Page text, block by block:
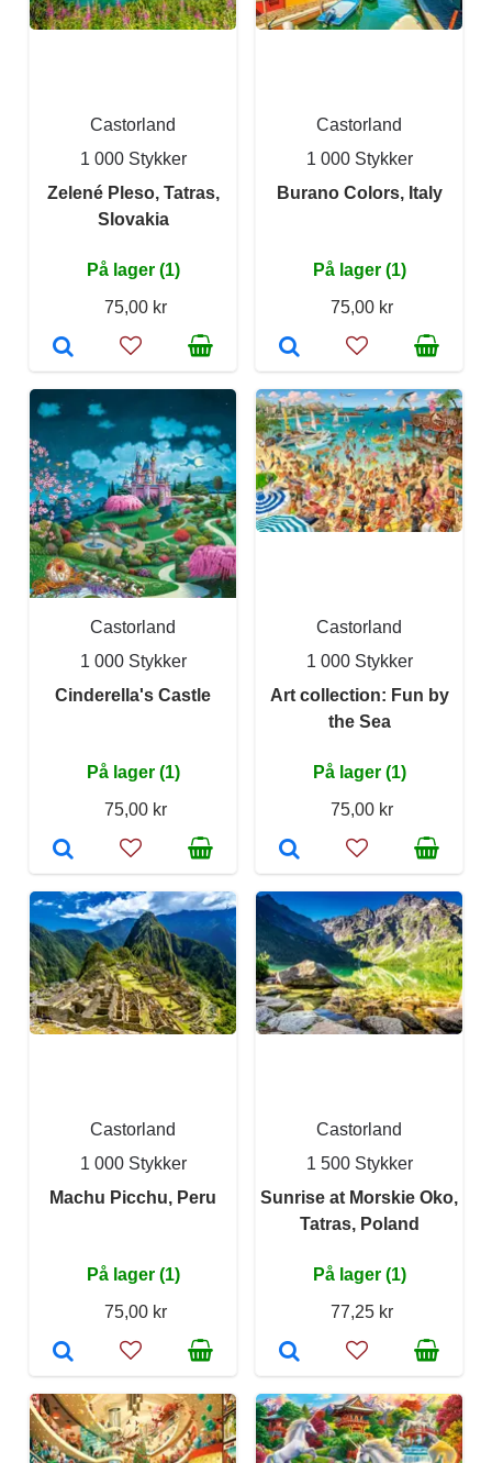
Castorland
1 000 Stykker
Zelené Pleso, Tatras,
Slovakia
På lager (1)
75,00 kr
Castorland
1 000 Stykker
Burano Colors, Italy
På lager (1)
75,00 kr
Castorland
1 000 Stykker
Cinderella's Castle
På lager (1)
75,00 kr
Castorland
1 000 Stykker
Art collection: Fun by
the Sea
På lager (1)
75,00 kr
Castorland
1 000 Stykker
Machu Picchu, Peru
På lager (1)
75,00 kr
Castorland
1 500 Stykker
Sunrise at Morskie Oko,
Tatras, Poland
På lager (1)
77,25 kr